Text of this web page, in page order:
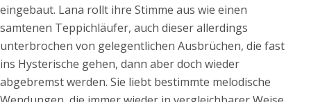
eingebaut. Lana rollt ihre Stimme aus wie einen
samtenen Teppichläufer, auch dieser allerdings
unterbrochen von gelegentlichen Ausbrüchen, die fast
ins Hysterische gehen, dann aber doch wieder
abgebremst werden. Sie liebt bestimmte melodische